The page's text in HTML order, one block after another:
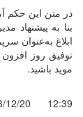
در متن این حکم
بنا به پیشنهاد
ابلاغ به‌عنوان
توفیق روز افزون
موید باشید.
12:39
12/20